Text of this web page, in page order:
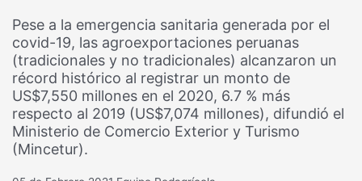
Pese a la emergencia sanitaria generada por el
covid-19, las agroexportaciones peruanas
(tradicionales y no tradicionales) alcanzaron un
récord histórico al registrar un monto de
US$7,550 millones en el 2020, 6.7 % más
respecto al 2019 (US$7,074 millones), difundió el
Ministerio de Comercio Exterior y Turismo
(Mincetur).